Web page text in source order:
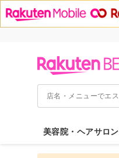
美容院・ヘアサロン